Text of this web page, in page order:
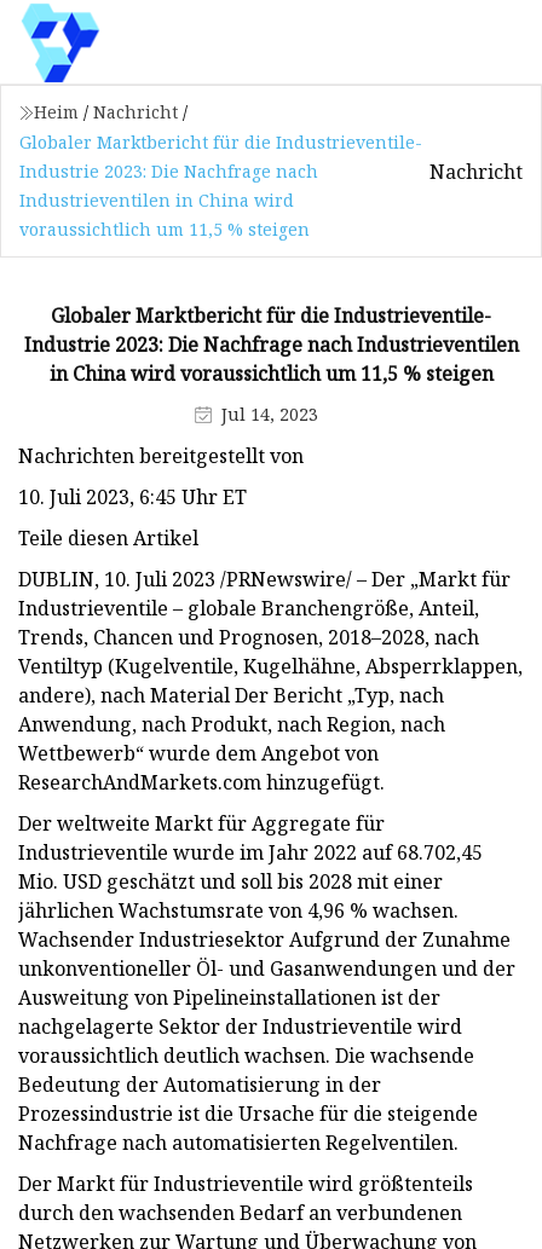
Heim / Nachricht /
Globaler Marktbericht für die Industrieventile-
Industrie 2023: Die Nachfrage nach
Industrieventilen in China wird
voraussichtlich um 11,5 % steigen
Nachricht
Globaler Marktbericht für die Industrieventile-
Industrie 2023: Die Nachfrage nach Industrieventilen
in China wird voraussichtlich um 11,5 % steigen
Jul 14, 2023
Nachrichten bereitgestellt von
10. Juli 2023, 6:45 Uhr ET
Teile diesen Artikel
DUBLIN, 10. Juli 2023 /PRNewswire/ – Der „Markt für
Industrieventile – globale Branchengröße, Anteil,
Trends, Chancen und Prognosen, 2018–2028, nach
Ventiltyp (Kugelventile, Kugelhähne, Absperrklappen,
andere), nach Material Der Bericht „Typ, nach
Anwendung, nach Produkt, nach Region, nach
Wettbewerb“ wurde dem Angebot von
ResearchAndMarkets.com hinzugefügt.
Der weltweite Markt für Aggregate für
Industrieventile wurde im Jahr 2022 auf 68.702,45
Mio. USD geschätzt und soll bis 2028 mit einer
jährlichen Wachstumsrate von 4,96 % wachsen.
Wachsender Industriesektor Aufgrund der Zunahme
unkonventioneller Öl- und Gasanwendungen und der
Ausweitung von Pipelineinstallationen ist der
nachgelagerte Sektor der Industrieventile wird
voraussichtlich deutlich wachsen. Die wachsende
Bedeutung der Automatisierung in der
Prozessindustrie ist die Ursache für die steigende
Nachfrage nach automatisierten Regelventilen.
Der Markt für Industrieventile wird größtenteils
durch den wachsenden Bedarf an verbundenen
Netzwerken zur Wartung und Überwachung von